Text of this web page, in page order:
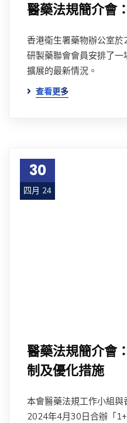
醫藥法規簡介會
香港衛生署藥物辦公室
研製藥聯會會員安排了
擴展的最新情況。
查看更多
30
四月 24
醫藥法規簡介會
制及優化措施
本會醫藥法規工作小組
2024年4月30日合辦「